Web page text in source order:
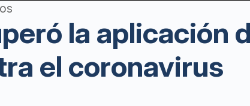
la aplicación
el coronavirus